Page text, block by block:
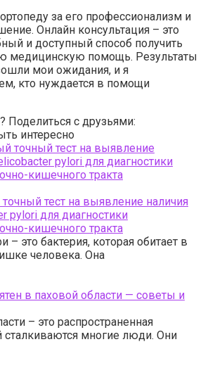
за его профессионализм и
Онлайн консультация – это
и доступный способ получить
медицинскую помощь. Результаты
мои ожидания, и я
кто нуждается в помощи
Поделиться с друзьями:
интересно
тест на выявление наличия
pylori для диагностики
кишечного тракта
– это бактерия, которая обитает в
человека. Она
в паховой области — советы и
– это распространенная
сталкиваются многие люди. Они